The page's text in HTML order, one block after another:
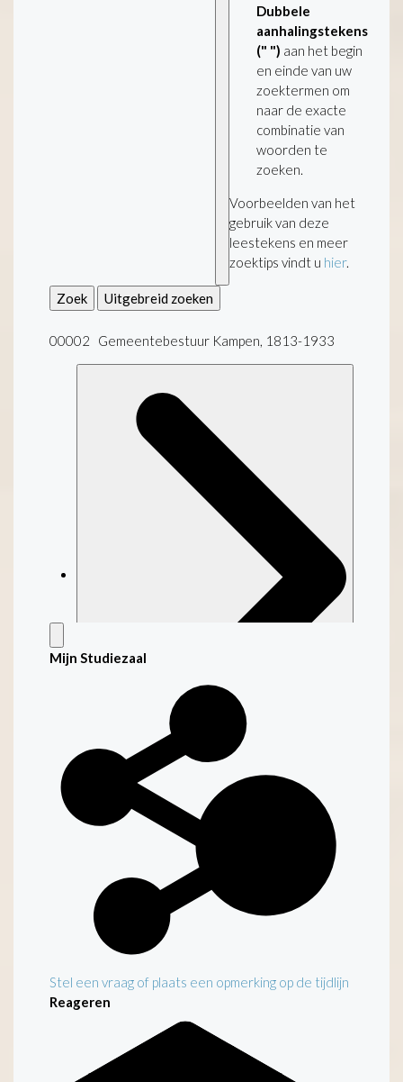
Dubbele
aanhalingstekens
(" ") aan het begin
en einde van uw
zoektermen om
naar de exacte
combinatie van
woorden te
zoeken.
Voorbeelden van het
gebruik van deze
leestekens en meer
zoektips vindt u hier.
Zoek Uitgebreid zoeken
00002 Gemeentebestuur Kampen, 1813-1933
Kenmerken
Mijn Studiezaal
Stel een vraag of plaats een opmerking op de tijdlijn
Reageren